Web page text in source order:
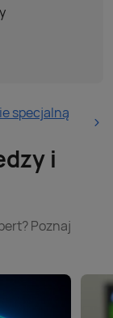
specjalną
i
Poznaj